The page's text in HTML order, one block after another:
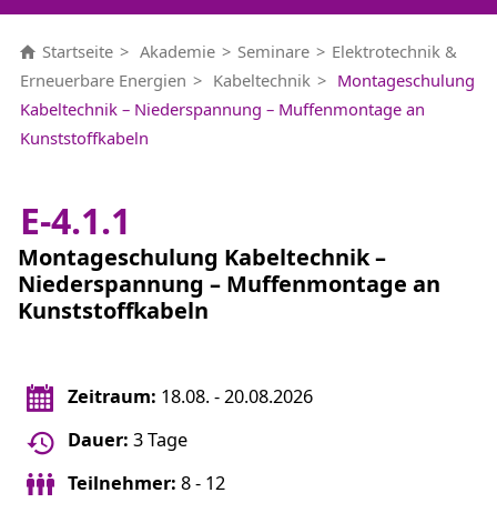
Startseite Akademie Seminare
Elektrotechnik &
Erneuerbare Energien
Kabeltechnik
Montageschulung
Kabeltechnik – Niederspannung – Muffenmontage an
Kunststoffkabeln
E-4.1.1
Montageschulung Kabeltechnik –
Niederspannung – Muffenmontage an
Kunststoffkabeln
Zeitraum: 18.08. - 20.08.2026
Dauer: 3 Tage
Teilnehmer: 8 - 12